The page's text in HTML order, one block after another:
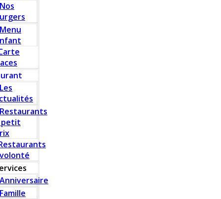
Nos
Menu
Les
Restaurants
petit
Anniversaire
Famille